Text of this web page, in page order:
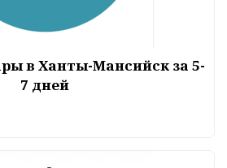
в Ханты-Мансийск за 5-
7 дней